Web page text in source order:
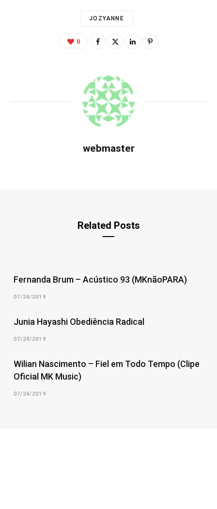
JOZYANNE
0
webmaster
Related Posts
Fernanda Brum – Acústico 93 (MKnãoPARA)
07/24/2019
Junia Hayashi Obediência Radical
07/24/2019
Wilian Nascimento – Fiel em Todo Tempo (Clipe
Oficial MK Music)
07/24/2019